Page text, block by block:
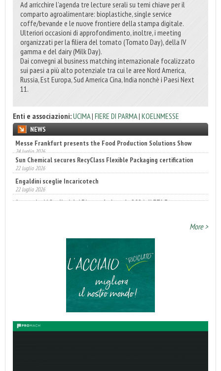
Ad arricchire l’agenda tre lecture serali su temi chiave per il
comparto agroalimentare: bioplastiche, single service
coffe/bevande e le nuove frontiere della stampa digitale.
Ulteriori occasioni di approfondimento, inoltre, i meeting
organizzati per la filiera del tomato (Tomato Day), della IV
gamma e del dairy (Milk Day).
Dai convegni al business matching internazionale focalizzato
sui paesi a più alto potenziale tra cui le aree Nord America,
Russia, Est Europa, Sud America Cina, India nonchè i Paesi Next
11.
Enti e associazioni:UCIMA| FIERE DI PARMA| KOELNMESSE
NEWS
Sun Chemical secures RecyClass Flexible Packaging certification
22 luglio 2026
Engaldini sceglie Incaricotech
22 luglio 2026
Annunciati i finalisti dei Diamonds Awards 2026 di FTA Europe
14 luglio 2026
More >